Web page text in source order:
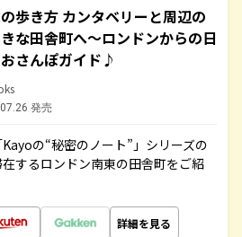
歩き方 カンタベリーと周辺の
な田舎町へ～ロンドンからの日
さんぽガイド♪
発売
の“秘密のノート”」シリーズの
するロンドン南東の田舎町をご紹
詳細を見る